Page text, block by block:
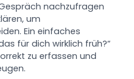
nachzufragen
um
Ein einfaches
für dich wirklich früh?“
zu erfassen und